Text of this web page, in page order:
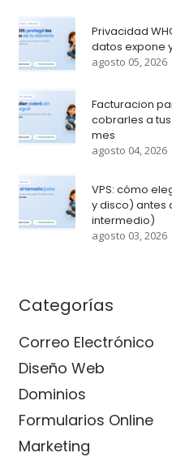
Privacidad
datos expone
agosto 05, 2026
Facturacion
cobrarles a
mes
agosto 04, 2026
VPS: cómo
y disco) antes
intermedio)
agosto 03, 2026
Categorías
Correo Electrónico
Diseño Web
Dominios
Formularios Online
Marketing